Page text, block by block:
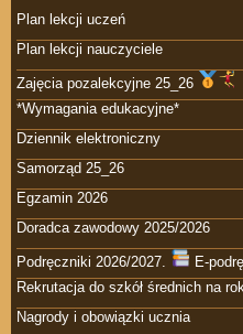
Plan lekcji uczeń
Plan lekcji nauczyciele
Zajęcia pozalekcyjne 25_26
*Wymagania edukacyjne*
Dziennik elektroniczny
Samorząd 25_26
Egzamin 2026
Doradca zawodowy 2025/2026
Podręczniki 2026/2027.
E-
Rekrutacja do szkół średnich na
Nagrody i obowiązki ucznia